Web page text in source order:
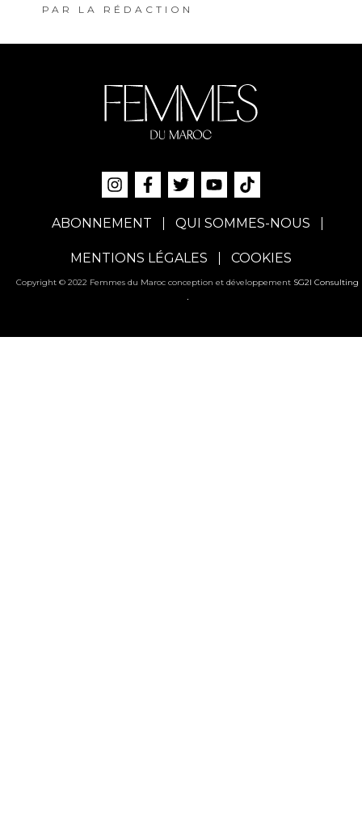
PAR LA RÉDACTION
ABONNEMENT QUI SOMMES-NOUS
MENTIONS LÉGALES COOKIES
Copyright © 2022 Femmes du Maroc conception et développement SG2I Consulting